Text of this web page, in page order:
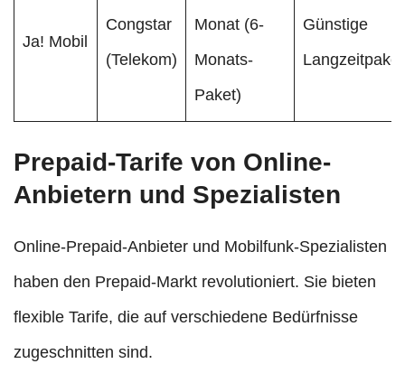
Ja! Mobil
Congstar
(Telekom)
Monat (6-
Monats-
Paket)
Günstige
Prepaid-Tarife von Online-
Anbietern und Spezialisten
Online-Prepaid-Anbieter und Mobilfunk-Spezialisten
haben den Prepaid-Markt revolutioniert. Sie bieten
flexible Tarife, die auf verschiedene Bedürfnisse
zugeschnitten sind.